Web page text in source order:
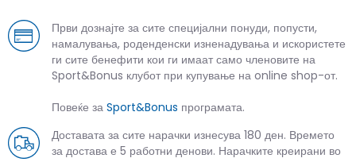
Први дознајте за сите специјални понуди, попусти,
намалувања, роденденски изненадувања и искористете
ги сите бенефити кои ги имаат само членовите на
Sport&Bonus клубот при купување на online shop-от.
Повеќе за Sport&Bonus програмата.
Доставата за сите нарачки изнесува 180 ден. Времето
за достава е 5 работни денови. Нарачките креирани во